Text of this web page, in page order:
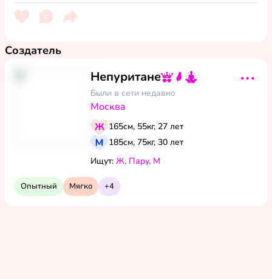
Создатель
Непуритане
Были в сети недавно
Москва
165см, 55кг, 27 лет
185см, 75кг, 30 лет
Ищут: Ж, Пару, М
Опытный Мягко +4